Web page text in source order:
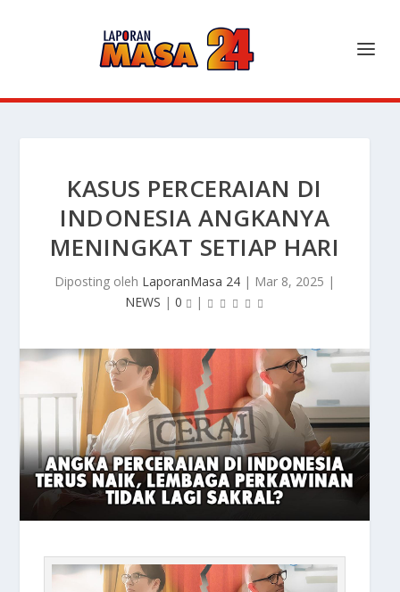
KASUS PERCERAIAN DI
INDONESIA ANGKANYA
MENINGKAT SETIAP HARI
Diposting oleh LaporanMasa 24 | Mar 8, 2025 |
NEWS | 0 |